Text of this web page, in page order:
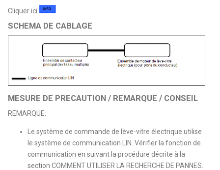
Cliquer ici
SCHEMA DE CABLAGE
MESURE DE PRECAUTION / REMARQUE / CONSEIL
REMARQUE:
Le système de commande de lève-vitre électrique utilise
le système de communication LIN. Vérifier la fonction de
communication en suivant la procédure décrite à la
section COMMENT UTILISER LA RECHERCHE DE PANNES.